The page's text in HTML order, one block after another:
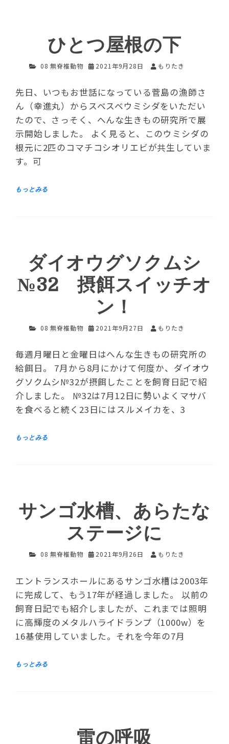
ひとつ屋根の下
08 無脊椎動物 2021年9月28日 もりたき
先日、いつもお世話になっている菅島の漁師さ
ん（幸進丸）からスベスベウミシダをいただい
たので、さっそく、へんな生きもの研究所で展
示開始しました。 よく見ると、このウミシダの
根元に2匹のコマチコシオリエビが共生していま
す。可
ダイオウグソクムシ
№32 摂餌スイッチオ
ン！
08 無脊椎動物 2021年9月27日 もりたき
毎週月曜日と金曜日はへんな生きもの研究所の
給餌日。 7月から8月にかけて何度か、ダイオウ
グソクムシ№32が摂餌したことを飼育日記で紹
介しました。 №32は7月12日に勢いよくマサバ
を食べると続く23日にはスルメイカを、3
サンゴ水槽、あらたな
ステージに
08 無脊椎動物 2021年9月26日 もりたき
エントランスホールにあるサンゴ水槽は2003年
に完成して、もう17年が経過しました。 以前の
飼育日記でも紹介しましたが、これまでは照明
に高輝度のメタルハライドランプ（1000w）を
16基使用していました。それを今年の7月
雷の呼吸